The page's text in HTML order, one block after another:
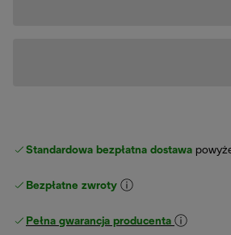
Standardowa bezpłatna dostawa
Bezpłatne zwroty
Pełna gwarancja producenta